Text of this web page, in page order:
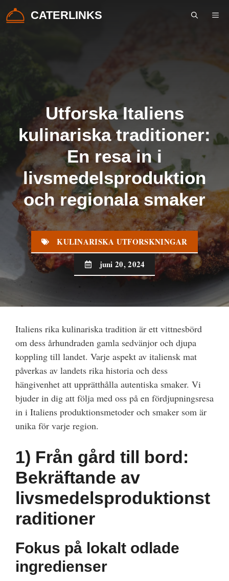
Hoppa
till
CATERLINKS
Utforska Italiens
kulinariska traditioner:
En resa in i
livsmedelsproduktion
och regionala smaker
KULINARISKA UTFORSKNINGAR
juni 20, 2024
Italiens rika kulinariska tradition är ett vittnesbörd
om dess århundraden gamla sedvänjor och djupa
koppling till landet. Varje aspekt av italiensk mat
påverkas av landets rika historia och dess
hängivenhet att upprätthålla autentiska smaker. Vi
bjuder in dig att följa med oss på en fördjupningsresa
in i Italiens produktionsmetoder och smaker som är
unika för varje region.
1) Från gård till bord:
Bekräftande av
livsmedelsproduktionst
raditioner
Fokus på lokalt odlade
ingredienser